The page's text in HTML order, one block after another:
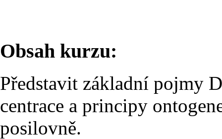
Obsah kurzu:
Představit základní pojmy
centrace a principy
posilovně.